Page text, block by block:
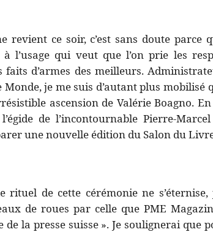
revient ce soir, c’est sans doute parce
l’usage qui veut que l’on prie les
faits d’armes des meilleurs.
je me suis d’autant plus mobilisé
ascension de Valérie Boagno.
de l’incontournable Pierre-
une nouvelle édition du Salon du Livre
rituel de cette cérémonie ne
de roues par celle que PME
de la presse suisse ». Je soulignerai que